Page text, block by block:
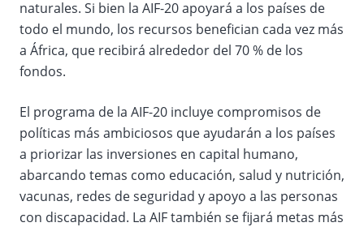
naturales. Si bien la AIF-20 apoyará a los países de
todo el mundo, los recursos benefician cada vez más
a África, que recibirá alrededor del 70 % de los
fondos.
El programa de la AIF-20 incluye compromisos de
políticas más ambiciosos que ayudarán a los países
a priorizar las inversiones en capital humano,
abarcando temas como educación, salud y nutrición,
vacunas, redes de seguridad y apoyo a las personas
con discapacidad. La AIF también se fijará metas más